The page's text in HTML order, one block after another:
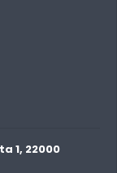
1, 22000